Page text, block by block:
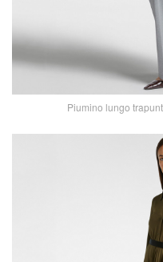
Piumino lungo